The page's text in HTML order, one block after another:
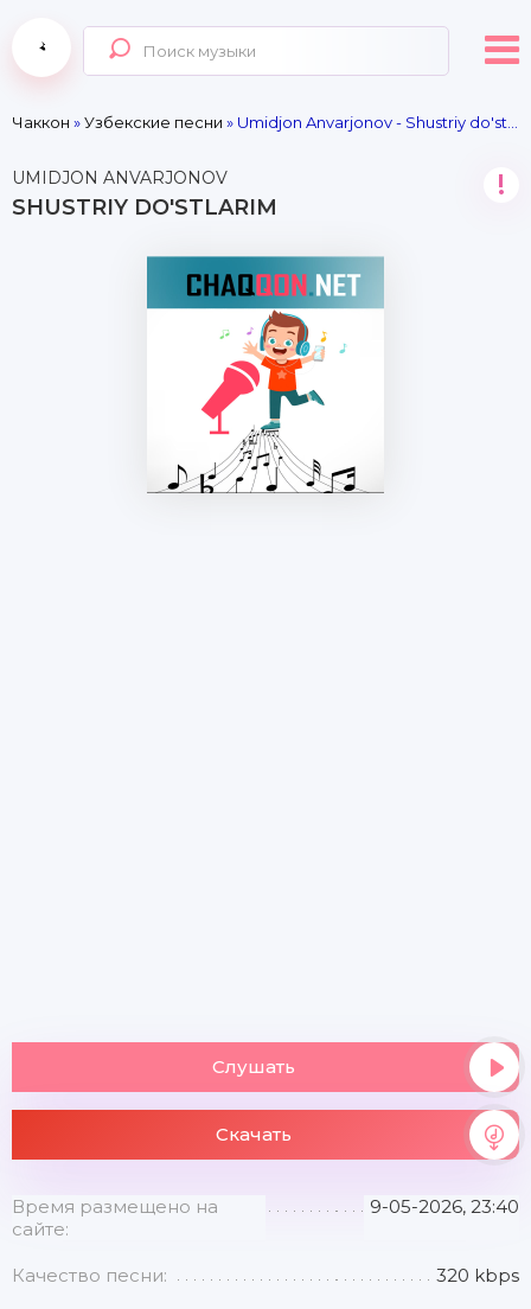
Чаккон »Узбекские песни » Umidjon Anvarjonov - Shustriy do'stlarim
UMIDJON ANVARJONOV
SHUSTRIY DO'STLARIM
!
Слушать
Скачать
Время размещено на
сайте:
9-05-2026, 23:40
Качество песни: 320 kbps